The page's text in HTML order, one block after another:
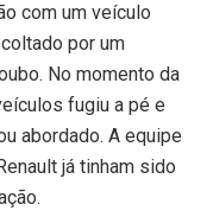
com um veículo
por um
No momento da
fugiu a pé e
abordado. A equipe
já tinham sido